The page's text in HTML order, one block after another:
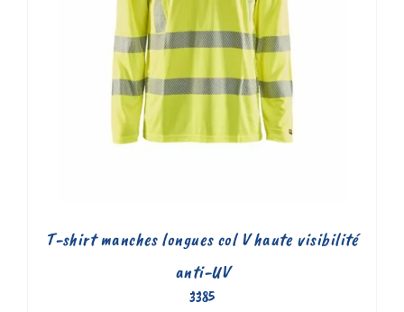
3385
T-shirt manches longues col V haute visibilité
anti-UV